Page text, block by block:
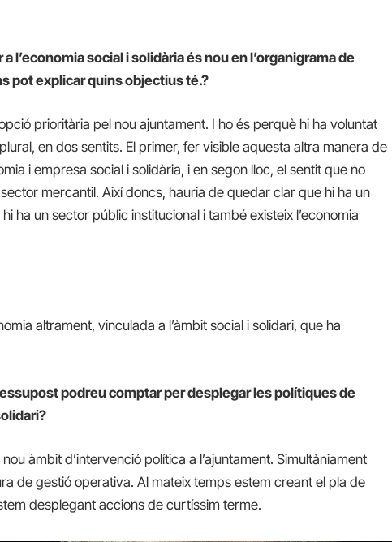
l’economia social i solidària és nou en l’organigrama de
pot explicar quins objectius té.?
prioritària pel nou ajuntament. I ho és perquè hi ha voluntat
en dos sentits. El primer, fer visible aquesta altra manera de
i empresa social i solidària, i en segon lloc, el sentit que no
mercantil. Així doncs, hauria de quedar clar que hi ha un
ha un sector públic institucional i també existeix l’economia
altrament, vinculada a l’àmbit social i solidari, que ha
podreu comptar per desplegar les polítiques de
àmbit d’intervenció política a l’ajuntament. Simultàniament
de gestió operativa. Al mateix temps estem creant el pla de
desplegant accions de curtíssim terme.